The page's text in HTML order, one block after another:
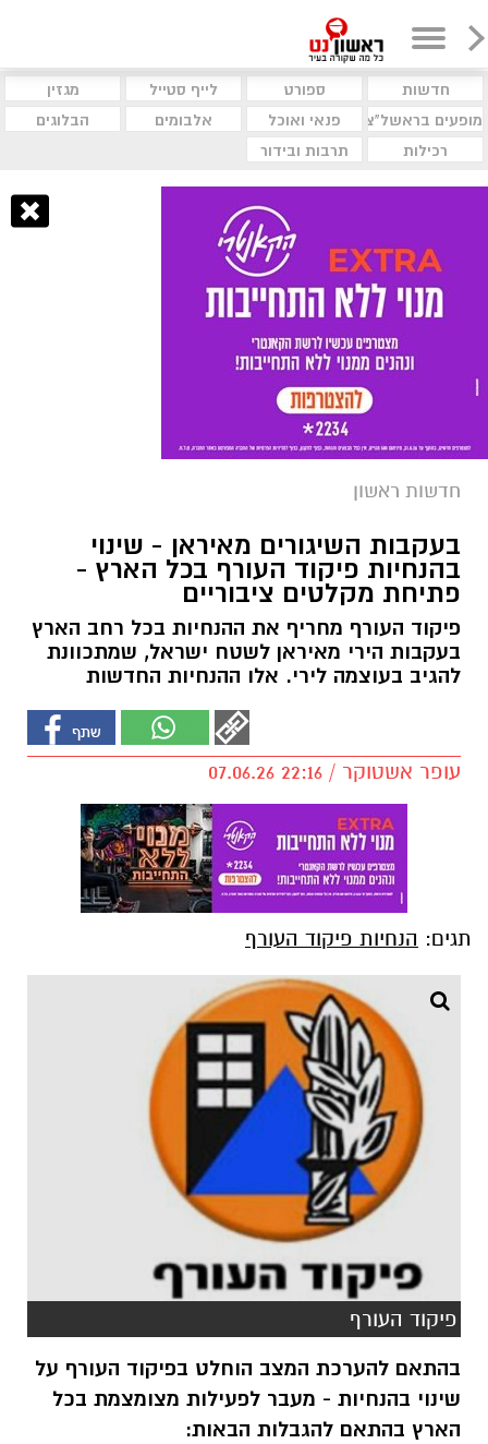
חדשות ספורט לייף סטייל
מגזין
מופעים בראשל"צ
פנאי ואוכל אלבומים
הבלוגים
רכילות
תרבות ובידור
חדשות ראשון
בעקבות השיגורים מאיראן - שינוי
בהנחיות פיקוד העורף בכל הארץ -
פתיחת מקלטים ציבוריים
פיקוד העורף מחריף את ההנחיות בכל רחב הארץ
בעקבות הירי מאיראן לשטח ישראל, שמתכוונת
להגיב בעוצמה לירי. אלו ההנחיות החדשות
עופר אשטוקר / 22:16 07.06.26
תגים: הנחיות פיקוד העורף
פיקוד העורף
בהתאם להערכת המצב הוחלט בפיקוד העורף על
שינוי בהנחיות - מעבר לפעילות מצומצמת בכל
הארץ בהתאם להגבלות הבאות: